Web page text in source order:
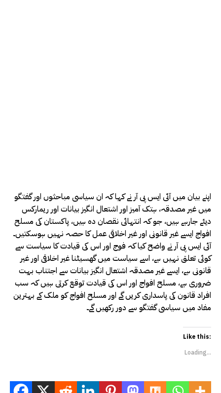
اپنے بیان میں آئی ایس پی آر نے کہا کہ ان سیاسی مباحثوں اور گفتگو
میں غیر مصدقہ، ہتک آمیز اور اشتعال انگیز بیانات اور ریمارکس
دیئے جارہے ہیں، جو کہ انتہائی نقصان دہ ہیں، پاکستان کی مسلح
افواج ایسے غیر قانونی اور غیر اخلاقی عمل کا حصہ نہیں ہوسکتیں۔
آئی ایس پی آر نے واضح کیا کہ فوج اور اس کی قیادت کا سیاست سے
کوئی تعلق نہیں ہے، اسے سیاست میں گھسیٹنا غیر اخلاقی اور غیر
قانونی ہے، ایسے غیر مصدقہ اشتعال انگیز بیانات سے اجتناب بہت
ضروری ہے، مسلح افواج اور اس کی قیادت توقع کرتی ہیں کہ سب
افراد قانون کی پاسداری کریں گے اور مسلح افواج کو ملک کے بہترین
مفاد میں سیاسی گفتگو سے دور رکھیں گے۔
Like this:
Loading...